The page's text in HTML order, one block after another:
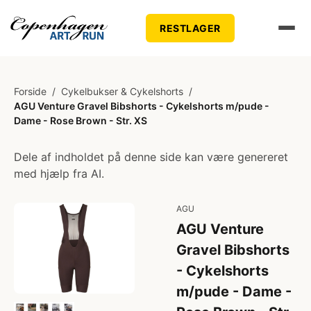
RESTLAGER
Forside / Cykelbukser & Cykelshorts /
AGU Venture Gravel Bibshorts - Cykelshorts m/pude -
Dame - Rose Brown - Str. XS
Dele af indholdet på denne side kan være genereret
med hjælp fra AI.
AGU
AGU Venture
Gravel Bibshorts
- Cykelshorts
m/pude - Dame -